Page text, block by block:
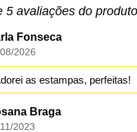
5 avaliações do produto
Fonseca
2026
as estampas, perfeitas!
Braga
2023